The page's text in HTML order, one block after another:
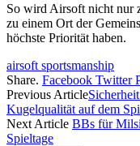
So wird Airsoft nicht nur
zu einem Ort der
höchste Priorität haben.
airsoft sportsmanship
Share. Facebook Twitter
Previous Article
Kugelqualität auf dem
Next Article BBs für
Spieltage